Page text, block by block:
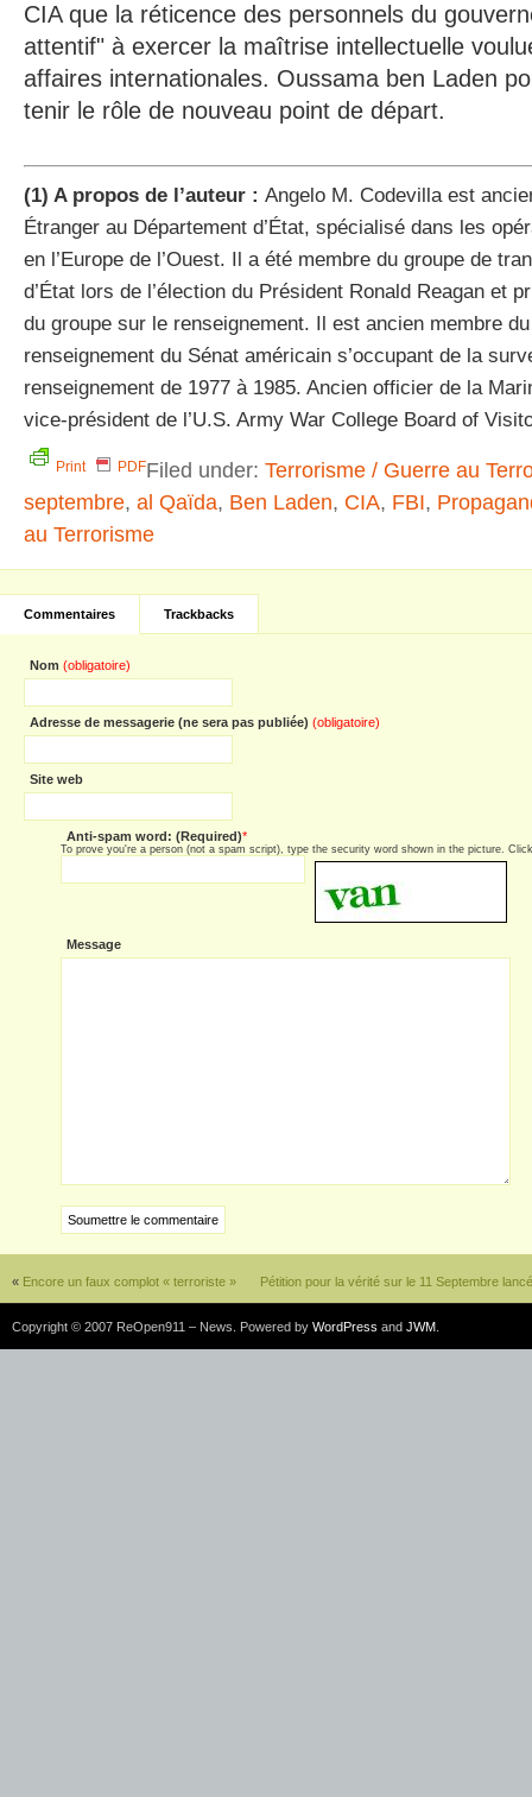
CIA que la réticence des personnels du
attentif" à exercer la maîtrise intellectuelle
affaires internationales. Oussama ben Laden
tenir le rôle de nouveau point de départ.
(1) A propos de l’auteur : Angelo M. Codevilla est
Étranger au Département d’État, spécialisé dans les
en l’Europe de l’Ouest. Il a été membre du groupe de
d’État lors de l’élection du Président Ronald Reagan et
du groupe sur le renseignement. Il est ancien membre
renseignement du Sénat américain s’occupant de la
renseignement de 1977 à 1985. Ancien officier de la
vice-président de l’U.S. Army War College Board of
Print PDFFiled under: Terrorisme / Guerre au
septembre, al Qaïda, Ben Laden, CIA, FBI,
au Terrorisme
Commentaires Trackbacks
Nom (obligatoire)
Adresse de messagerie (ne sera pas publiée) (obligatoire)
Site web
Anti-spam word: (Required)*
To prove you're a person (not a spam script), type the security word shown in the picture.
Message
« Encore un faux complot « terroriste » Pétition pour la vérité sur le 11 Septembre
Copyright © 2007 ReOpen911 – News. Powered by WordPress and JWM